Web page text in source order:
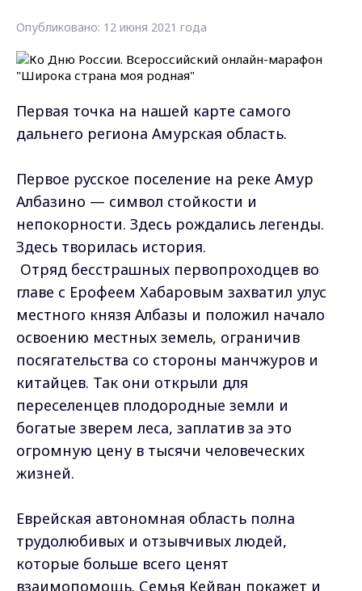
Опубликовано: 12 июня 2021 года
Первая точка на нашей карте самого
дальнего региона Амурская область.
Первое русское поселение на реке Амур
Албазино — символ стойкости и
непокорности. Здесь рождались легенды.
Здесь творилась история.
Отряд бесстрашных первопроходцев во
главе с Ерофеем Хабаровым захватил улус
местного князя Албазы и положил начало
освоению местных земель, ограничив
посягательства со стороны манчжуров и
китайцев. Так они открыли для
переселенцев плодородные земли и
богатые зверем леса, заплатив за это
огромную цену в тысячи человеческих
жизней.
Еврейская автономная область полна
трудолюбивых и отзывчивых людей,
которые больше всего ценят
взаимопомощь. Семья Кейван покажет и